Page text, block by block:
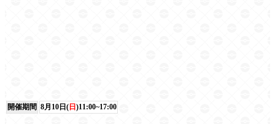
開催期間 8月10日(日)11:00~17:00